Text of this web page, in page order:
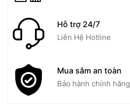
Hỗ trợ 24/7
Liên Hệ Hotline
Mua sắm an toàn
Bảo hành chính hãng